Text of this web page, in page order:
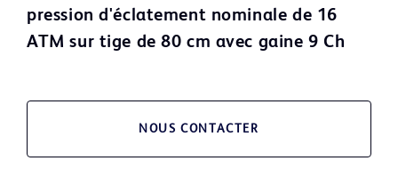
pression d'éclatement nominale de 16
ATM sur tige de 80 cm avec gaine 9 Ch
NOUS CONTACTER